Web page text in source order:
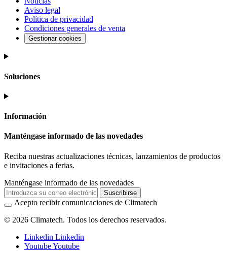
Aviso legal
Política de privacidad
Condiciones generales de venta
Gestionar cookies
Soluciones
Información
Manténgase informado de las novedades
Reciba nuestras actualizaciones técnicas, lanzamientos de productos
e invitaciones a ferias.
Manténgase informado de las novedades
Suscribirse
Acepto recibir comunicaciones de Climatech
© 2026 Climatech. Todos los derechos reservados.
Linkedin Linkedin
YoutubeYoutube